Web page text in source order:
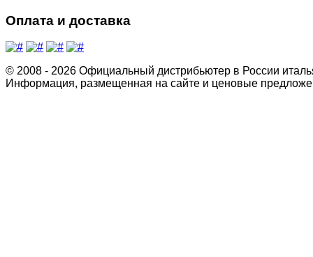
Оплата и доставка
© 2008 - 2026 Официальный дистрибьютер в России
Информация, размещенная на сайте и ценовые